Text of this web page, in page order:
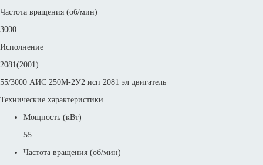
Частота вращения (об/мин)
3000
Исполнение
2081(2001)
55/3000 АИС 250М-2У2 исп 2081 эл двигатель
Технические характеристики
Мощность (кВт)
55
Частота вращения (об/мин)